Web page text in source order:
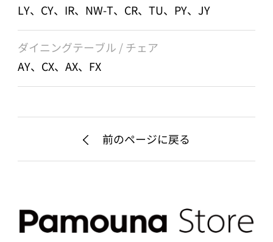
LY、CY、IR、NW-T、CR、TU、PY、JY
ダイニングテーブル / チェア
AY、CX、AX、FX
前のページに戻る